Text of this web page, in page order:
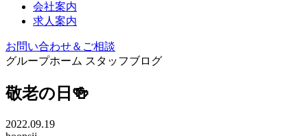
会社案内
求人案内
お問い合わせ＆ご相談
グループホーム スタッフブログ
敬老の日🍻
2022.09.19